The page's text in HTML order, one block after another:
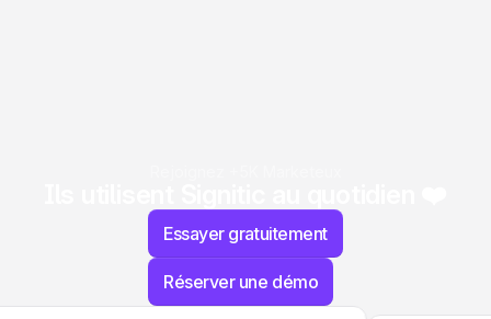
Essayer gratuitement
Réserver une démo